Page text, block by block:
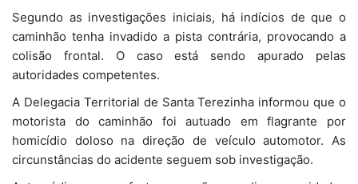
Segundo as investigações iniciais, há indícios de que o
caminhão tenha invadido a pista contrária, provocando a
colisão frontal. O caso está sendo apurado pelas
autoridades competentes.
A Delegacia Territorial de Santa Terezinha informou que o
motorista do caminhão foi autuado em flagrante por
homicídio doloso na direção de veículo automotor. As
circunstâncias do acidente seguem sob investigação.